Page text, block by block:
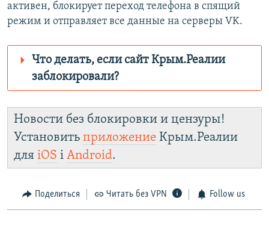
активен, блокирует переход телефона в спящий
режим и отправляет все данные на серверы VK.
Что делать, если сайт Крым.Реалии
заблокировали?
Крым.Реалии
зеркального
сайта: https://d3dfhuxm2n0q8b.cloudfront.net/
установить VPN
Новости без блокировки и цензуры!
Установить приложение Крым.Реалии
для iOS і Android.
Поделиться Читать без VPN Follow us